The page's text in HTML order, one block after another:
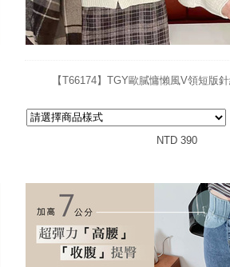
【T66174】TGY歐膩慵懶風V領短版
NTD 390